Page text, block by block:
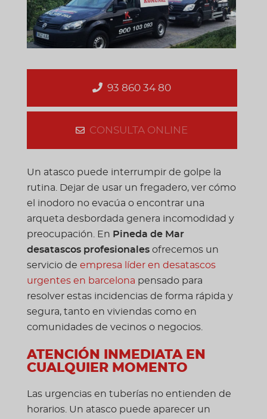
93 860 34 80
CONSULTA ONLINE
Un atasco puede interrumpir de golpe la
rutina. Dejar de usar un fregadero, ver cómo
el inodoro no evacúa o encontrar una
arqueta desbordada genera incomodidad y
preocupación. En Pineda de Mar
desatascos profesionalesofrecemos un
servicio de empresa líder en desatascos
urgentes en barcelona pensado para
resolver estas incidencias de forma rápida y
segura, tanto en viviendas como en
comunidades de vecinos o negocios.
ATENCIÓN INMEDIATA EN
CUALQUIER MOMENTO
Las urgencias en tuberías no entienden de
horarios. Un atasco puede aparecer un